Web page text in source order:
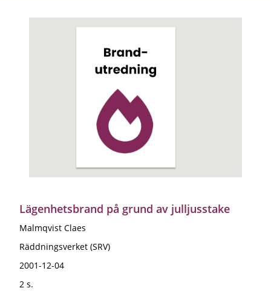
Lägenhetsbrand på grund av julljusstake
Malmqvist Claes
Räddningsverket (SRV)
2001-12-04
2 s.